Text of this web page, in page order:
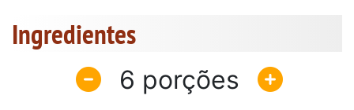
Ingredientes
6